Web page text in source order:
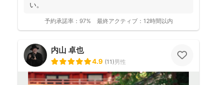
い。
予約承諾率： 97% 最終アクティブ： 12時間以内
内山 卓也
4.9 (11)男性